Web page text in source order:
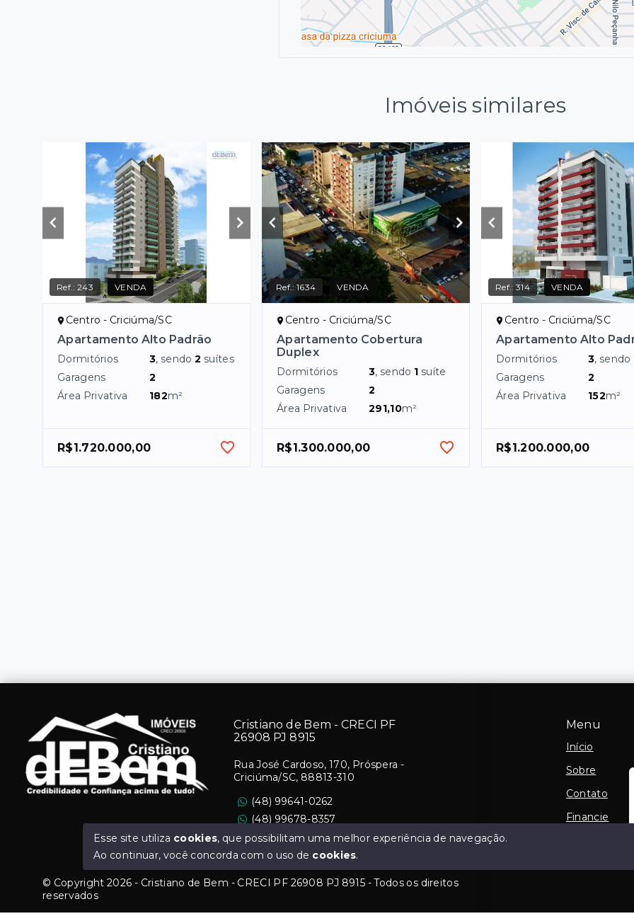
Imóveis similares
Ref.:243 VENDA
Centro - Criciúma/SC
Apartamento Alto Padrão
Dormitórios 3, sendo2 suítes
Garagens
2
Área Privativa
182m²
R$1.720.000,00
Ref.:1634 VENDA
Centro - Criciúma/SC
Apartamento Cobertura
Duplex
Dormitórios 3, sendo 1 suíte
Garagens
2
Área Privativa
291,10m²
R$1.300.000,00
Ref.:314 VENDA
Centro - Criciúma/SC
Apartamento Alto
Dormitórios 3, sendo
Garagens
2
Área Privativa
152m²
R$1.200.000,00
Menu
Início
Sobre
Contato
Financie
Cristiano de Bem - CRECI PF
26908 PJ 8915
Rua José Cardoso, 170, Próspera -
Criciúma/SC, 88813-310
(48) 99641-0262
(48) 99678-8357
cristianobem@gmail.com
© Copyright 2026 - Cristiano de Bem - CRECI PF 26908 PJ 8915 - Todos os direitos
reservados
Esse site utiliza cookies, que possibilitam uma melhor experiência de navegação.
Ao continuar, você concorda com o uso de cookies.